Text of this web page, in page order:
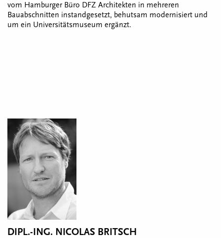
vom Hamburger Büro DFZ Architekten in mehreren
Bauabschnitten instandgesetzt, behutsam modernisiert und
um ein Universitätsmuseum ergänzt.
DIPL.-ING. NICOLAS BRITSCH